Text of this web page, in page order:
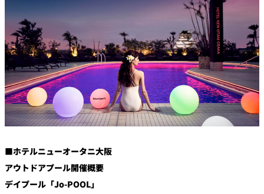
■ホテルニューオータニ大阪
アウトドアプール開催概要
デイプール「Jo-POOL」